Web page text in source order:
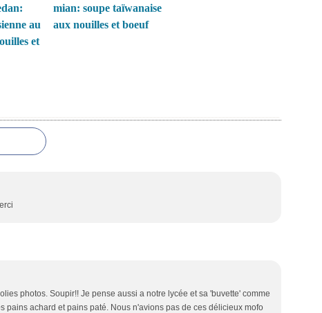
au
et
mian: soupe taïwanaise
aux nouilles et boeuf
photos. Soupir!! Je pense aussi a notre lycée et sa 'buvette' comme
pains achard et pains paté. Nous n'avions pas de ces délicieux mofo